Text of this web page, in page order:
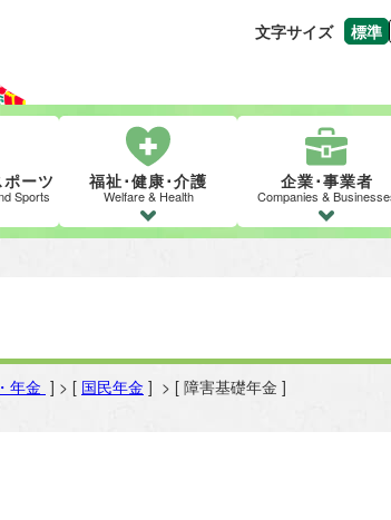
文字サイズ 標準
文字
ーツ
Sports
福祉･健康･介護
Welfare & Health
企業･事業者
Companies &
年金 ] > [ 国民年金 ] > [ 障害基礎年金 ]